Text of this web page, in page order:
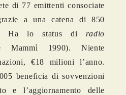
di 77 emittenti consociate
a una catena di 850
Ha lo status di radio
Mammì 1990). Niente
€18
milioni l’anno.
beneficia di sovvenzioni
e l’aggiornamento delle